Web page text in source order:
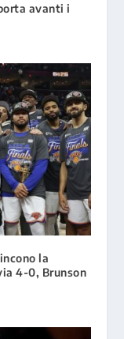
avanti i
la
4-0, Brunson